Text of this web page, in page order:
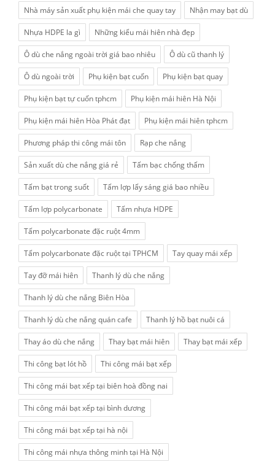
Nhà máy sản xuất phụ kiện mái che quay tay Nhận may bạt dù
Nhựa HDPE la gì Những kiểu mái hiên nhà đẹp
Ô dù che nắng ngoài trời giá bao nhiêu Ô dù cũ thanh lý
Ô dù ngoài trời Phụ kiện bạt cuốn Phụ kiện bạt quay
Phụ kiện bạt tự cuốn tphcm Phụ kiện mái hiên Hà Nội
Phụ kiện mái hiên Hòa Phát đạt Phụ kiện mái hiên tphcm
Phương pháp thi công mái tôn Rạp che nắng
Sản xuất dù che nắng giá rẻ Tấm bạc chống thấm
Tấm bạt trong suốt Tấm lợp lấy sáng giá bao nhiều
Tấm lợp polycarbonate Tấm nhựa HDPE
Tấm polycarbonate đặc ruột 4mm
Tấm polycarbonate đặc ruột tại TPHCM Tay quay mái xếp
Tay đỡ mái hiên Thanh lý dù che nắng
Thanh lý dù che nắng Biên Hòa
Thanh lý dù che nắng quán cafe Thanh lý hồ bạt nuôi cá
Thay áo dù che nắng Thay bạt mái hiên Thay bạt mái xếp
Thi công bạt lót hồ Thi công mái bạt xếp
Thi công mái bạt xếp tại biên hoà đồng nai
Thi công mái bạt xếp tại bình dương
Thi công mái bạt xếp tại hà nội
Thi công mái nhựa thông minh tại Hà Nội